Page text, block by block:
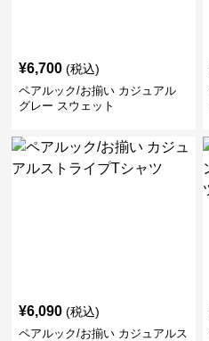
¥6,700 (税込)
ペアルック/お揃い カジュアル
グレー スウェット
¥6,090 (税込)
ペアルック/お揃い カジュアルス